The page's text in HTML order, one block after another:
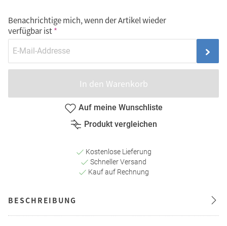
Benachrichtige mich, wenn der Artikel wieder
verfügbar ist
In den Warenkorb
Auf meine Wunschliste
Produkt vergleichen
Kostenlose Lieferung
Schneller Versand
Kauf auf Rechnung
BESCHREIBUNG